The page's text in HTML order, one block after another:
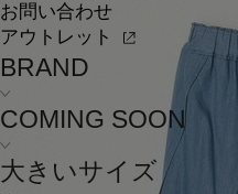
お問い合わせ
アウトレット
BRAND
COMING SOON
大きいサイズ